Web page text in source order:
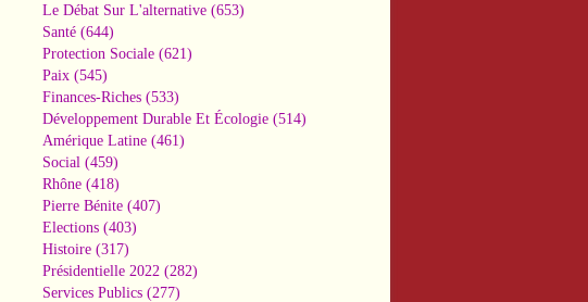
Le Débat Sur L'alternative (653)
Santé (644)
Protection Sociale (621)
Paix (545)
Finances-Riches (533)
Développement Durable Et Écologie (514)
Amérique Latine (461)
Social (459)
Rhône (418)
Pierre Bénite (407)
Elections (403)
Histoire (317)
Présidentielle 2022 (282)
Services Publics (277)